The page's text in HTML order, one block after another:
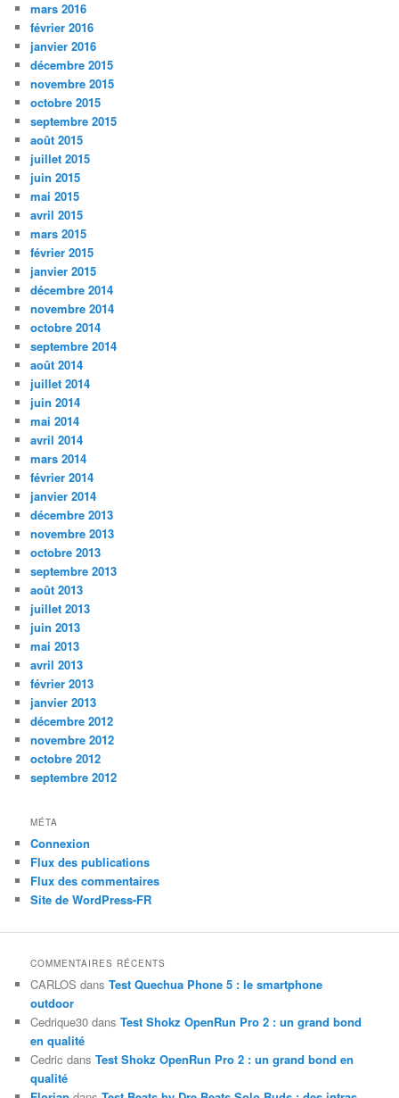
mars 2016
février 2016
janvier 2016
décembre 2015
novembre 2015
octobre 2015
septembre 2015
août 2015
juillet 2015
juin 2015
mai 2015
avril 2015
mars 2015
février 2015
janvier 2015
décembre 2014
novembre 2014
octobre 2014
septembre 2014
août 2014
juillet 2014
juin 2014
mai 2014
avril 2014
mars 2014
février 2014
janvier 2014
décembre 2013
novembre 2013
octobre 2013
septembre 2013
août 2013
juillet 2013
juin 2013
mai 2013
avril 2013
février 2013
janvier 2013
décembre 2012
novembre 2012
octobre 2012
septembre 2012
MÉTA
Connexion
Flux des publications
Flux des commentaires
Site de WordPress-FR
COMMENTAIRES RÉCENTS
CARLOS dansTest Quechua Phone 5 : le smartphone
outdoor
Cedrique30 dansTest Shokz OpenRun Pro 2 : un grand bond
en qualité
Cedric dansTest Shokz OpenRun Pro 2 : un grand bond en
qualité